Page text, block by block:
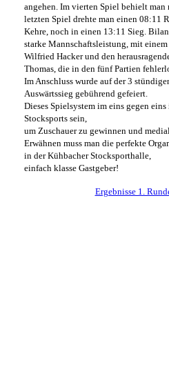
angehen. Im vierten Spiel behielt
letzten Spiel drehte man einen 08:11
Kehre, noch in einen 13:11 Sieg.
starke Mannschaftsleistung, mit einem
Wilfried Hacker und den
Thomas, die in den fünf Partien
Im Anschluss wurde auf der 3
Auswärtssieg gebührend gefeiert.
Dieses Spielsystem im eins gegen eins
Stocksports sein,
um Zuschauer zu gewinnen und
Erwähnen muss man die perfekte
in der Kühbacher Stocksporthalle,
einfach klasse Gastgeber!
Ergebnisse 1.